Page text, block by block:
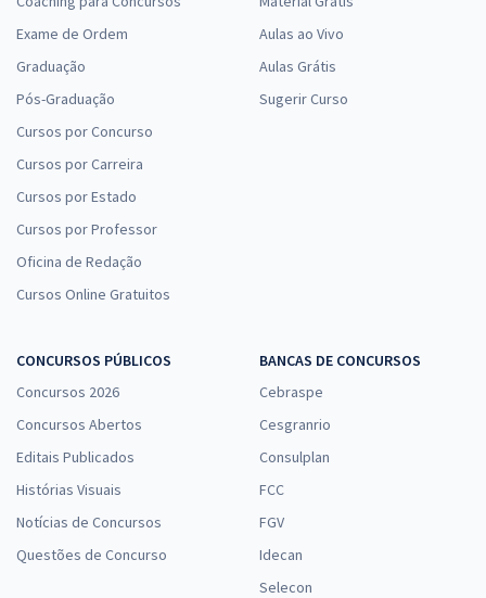
Exame de Ordem
Graduação
Pós-Graduação
Cursos por Concurso
Cursos por Carreira
Cursos por Estado
Cursos por Professor
Oficina de Redação
Cursos Online Gratuitos
Aulas ao Vivo
Aulas Grátis
Sugerir Curso
CONCURSOS PÚBLICOS
Concursos 2026
Concursos Abertos
Editais Publicados
Histórias Visuais
Notícias de Concursos
Questões de Concurso
BANCAS DE CONCURSOS
Cebraspe
Cesgranrio
Consulplan
FCC
FGV
Idecan
Selecon